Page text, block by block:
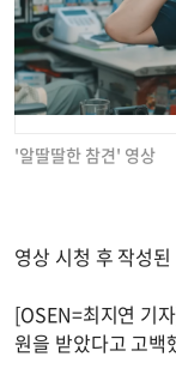
'알딸딸한 참견' 영상
영상 시청 후 작성
[OSEN=최지연 기
원을 받았다고 고백